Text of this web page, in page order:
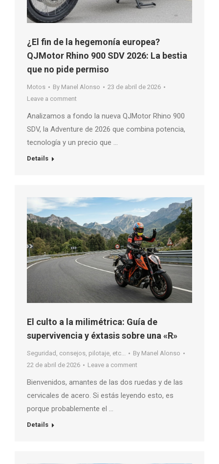
¿El fin de la hegemonía europea?
QJMotor Rhino 900 SDV 2026: La bestia
que no pide permiso
Motos By Manel Alonso
23 de abril de 2026
Leave a comment
Analizamos a fondo la nueva QJMotor Rhino 900
SDV, la Adventure de 2026 que combina potencia,
tecnología y un precio que …
Details
El culto a la milimétrica: Guía de
supervivencia y éxtasis sobre una «R»
Seguridad, consejos, pilotaje, etc... By Manel Alonso
22 de abril de 2026
Leave a comment
Bienvenidos, amantes de las dos ruedas y de las
cervicales de acero. Si estás leyendo esto, es
porque probablemente el …
Details